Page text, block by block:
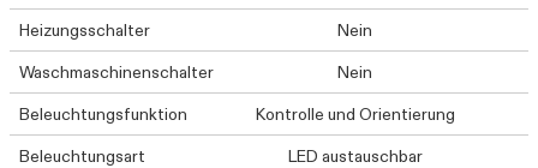
Heizungsschalter
Nein
Waschmaschinenschalter
Nein
Beleuchtungsfunktion
Kontrolle und Orientierung
Beleuchtungsart
LED austauschbar